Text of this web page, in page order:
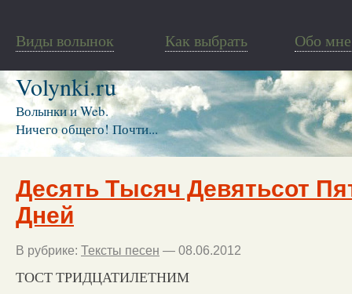
Виды волынок Как выбрать Обо мне
Volynki.ru
Волынки и Web.
Ничего общего! Почти...
Десять Тысяч Девятьсот
Дней
В рубрике: Тексты песен — 08.06.2012
ТОСТ ТРИДЦАТИЛЕТНИМ